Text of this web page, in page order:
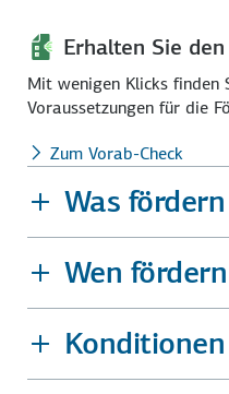
Erhalten Sie
Mit wenigen Klicks finden
Voraussetzungen für die
Zum Vorab-Check
Was
Wen
Konditionen